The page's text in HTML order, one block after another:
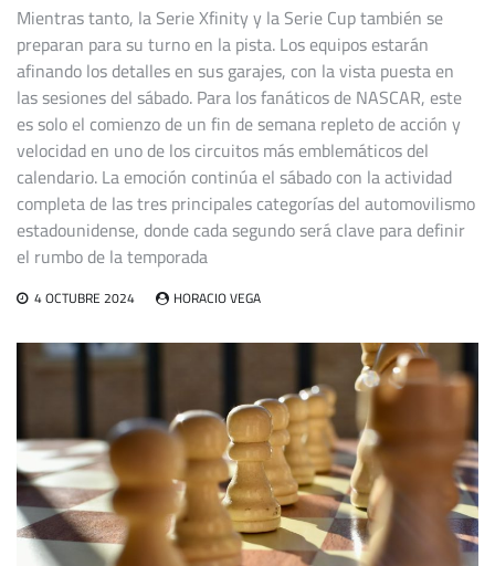
Mientras tanto, la Serie Xfinity y la Serie Cup también se
preparan para su turno en la pista. Los equipos estarán
afinando los detalles en sus garajes, con la vista puesta en
las sesiones del sábado. Para los fanáticos de NASCAR, este
es solo el comienzo de un fin de semana repleto de acción y
velocidad en uno de los circuitos más emblemáticos del
calendario. La emoción continúa el sábado con la actividad
completa de las tres principales categorías del automovilismo
estadounidense, donde cada segundo será clave para definir
el rumbo de la temporada
4 OCTUBRE 2024 HORACIO VEGA